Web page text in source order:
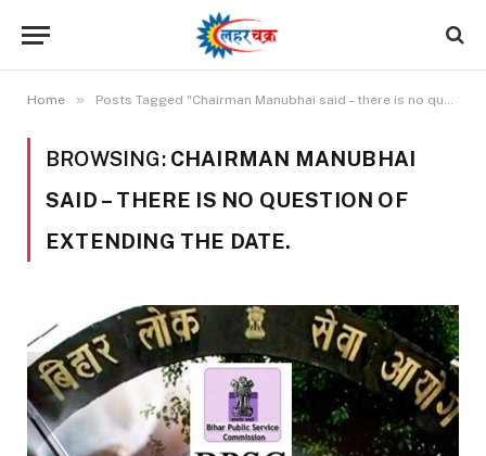
Home » Posts Tagged "Chairman Manubhai said – there is no question of extending the date."
BROWSING: CHAIRMAN MANUBHAI
SAID – THERE IS NO QUESTION OF
EXTENDING THE DATE.